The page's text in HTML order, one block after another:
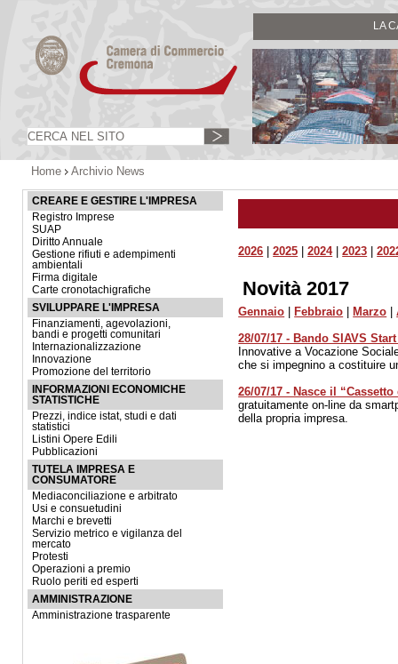
LA
Home Archivio News
CREARE E GESTIRE L'IMPRESA
Registro Imprese
SUAP
Diritto Annuale
Gestione rifiuti e adempimenti
ambientali
Firma digitale
Carte cronotachigrafiche
SVILUPPARE L'IMPRESA
Finanziamenti, agevolazioni,
bandi e progetti comunitari
Internazionalizzazione
Innovazione
Promozione del territorio
INFORMAZIONI ECONOMICHE
STATISTICHE
Prezzi, indice istat, studi e dati
statistici
Listini Opere Edili
Pubblicazioni
TUTELA IMPRESA E
CONSUMATORE
Mediaconciliazione e arbitrato
Usi e consuetudini
Marchi e brevetti
Servizio metrico e vigilanza del
mercato
Protesti
Operazioni a premio
Ruolo periti ed esperti
AMMINISTRAZIONE
Amministrazione trasparente
2026 |2025 |2024|2023 |
Novità 2017
Gennaio Febbraio Marzo |
28/07/17 - Bando SIAVS
Innovative a Vocazione
che si impegnino a costituire
26/07/17 - Nasce il
gratuitamente on-line da
della propria impresa.